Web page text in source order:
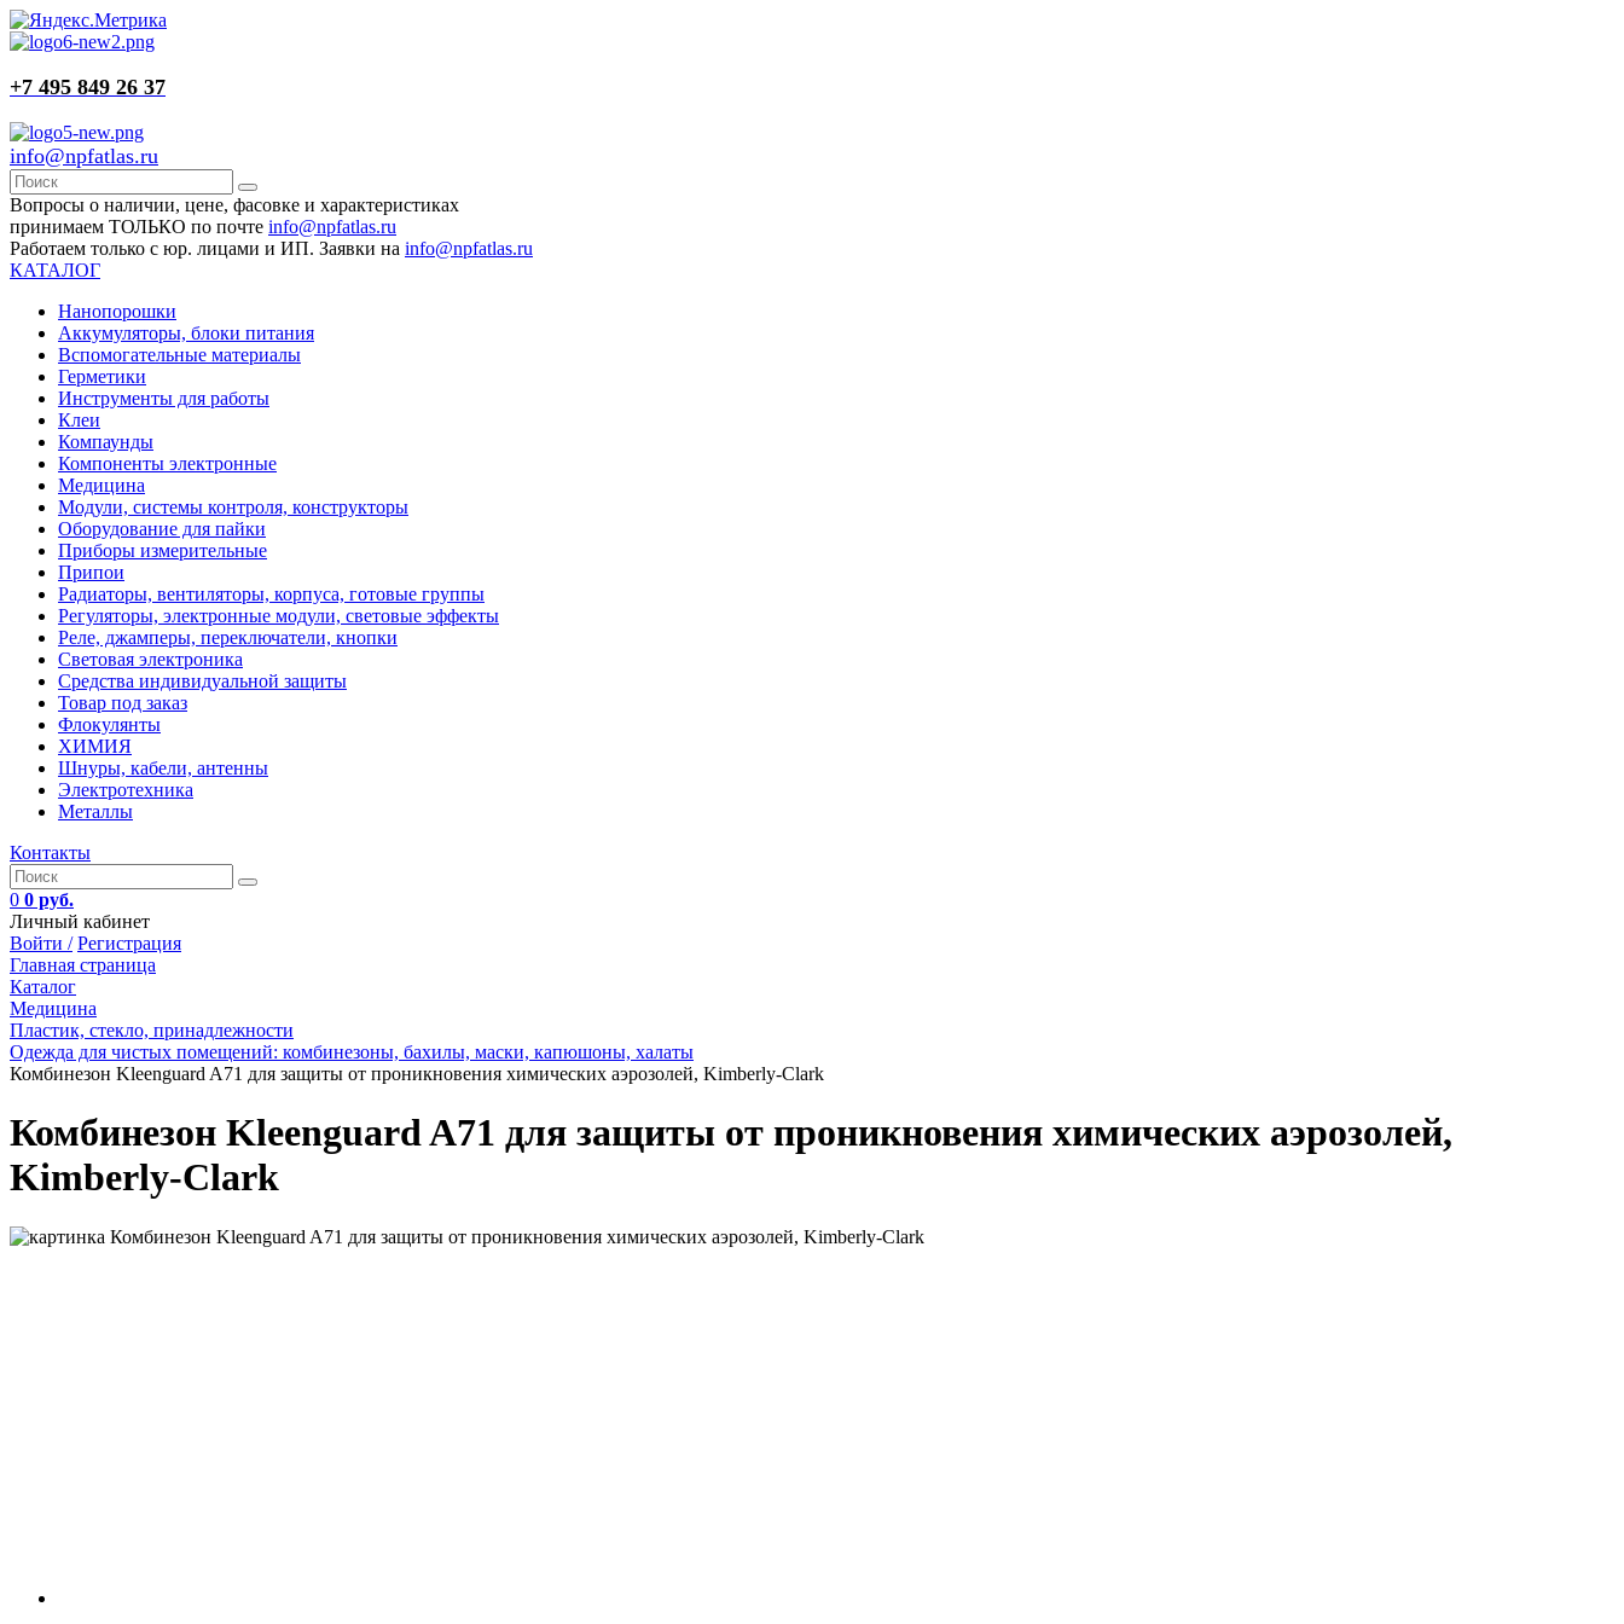
+7 495 849 26 37
info@npfatlas.ru
Вопросы о наличии, цене, фасовке и характеристиках
принимаем ТОЛЬКО по почте info@npfatlas.ru
Работаем только с юр. лицами и ИП. Заявки на info@npfatlas.ru
КАТАЛОГ
Нанопорошки
Аккумуляторы, блоки питания
Вспомогательные материалы
Герметики
Инструменты для работы
Клеи
Компаунды
Компоненты электронные
Медицина
Модули, системы контроля, конструкторы
Оборудование для пайки
Приборы измерительные
Припои
Радиаторы, вентиляторы, корпуса, готовые группы
Регуляторы, электронные модули, световые эффекты
Реле, джамперы, переключатели, кнопки
Световая электроника
Средства индивидуальной защиты
Товар под заказ
Флокулянты
ХИМИЯ
Шнуры, кабели, антенны
Электротехника
Металлы
Контакты
0 0 руб.
Личный кабинет
Войти / Регистрация
Главная страница
Каталог
Медицина
Пластик, стекло, принадлежности
Одежда для чистых помещений: комбинезоны, бахилы, маски, капюшоны, халаты
Комбинезон Kleenguard A71 для защиты от проникновения химических аэрозолей, Kimberly-Clark
Комбинезон Kleenguard A71 для защиты от проникновения химических аэрозолей,
Kimberly-Clark